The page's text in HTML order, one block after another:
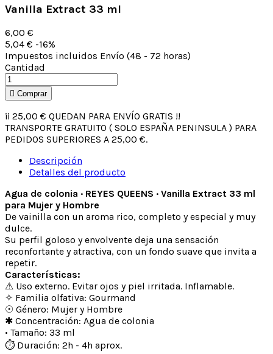
Vanilla Extract 33 ml
6,00 €
5,04 € -16%
Impuestos incluidos Envío (48 - 72 horas)
Cantidad
 Comprar
¡¡ 25,00 € QUEDAN PARA ENVÍO GRATIS !!
TRANSPORTE GRATUITO ( SOLO ESPAÑA PENINSULA ) PARA
PEDIDOS SUPERIORES A 25,00 €.
Descripción
Detalles del producto
Agua de colonia · REYES QUEENS · Vanilla Extract 33 ml
para Mujer y Hombre
De vainilla con un aroma rico, completo y especial y muy
dulce.
Su perfil goloso y envolvente deja una sensación
reconfortante y atractiva, con un fondo suave que invita a
repetir.
Características:
⚠ Uso externo. Evitar ojos y piel irritada. Inflamable.
✧ Familia olfativa: Gourmand
☉ Género: Mujer y Hombre
✱ Concentración: Agua de colonia
• Tamaño: 33 ml
⏱ Duración: 2h - 4h aprox.